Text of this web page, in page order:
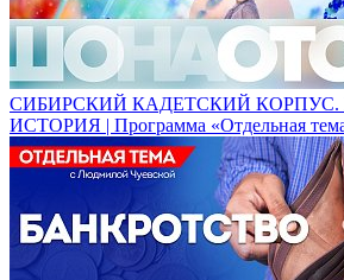
СИБИРСКИЙ КАДЕТСКИЙ КОРПУС.
ИСТОРИЯ | Программа «Отдельная